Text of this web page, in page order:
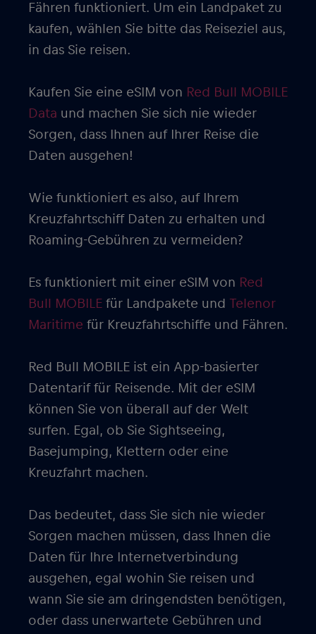
Fähren funktioniert. Um ein Landpaket zu
kaufen, wählen Sie bitte das Reiseziel aus,
in das Sie reisen.
Kaufen Sie eine eSIM von Red Bull MOBILE
Data und machen Sie sich nie wieder
Sorgen, dass Ihnen auf Ihrer Reise die
Daten ausgehen!
Wie funktioniert es also, auf Ihrem
Kreuzfahrtschiff Daten zu erhalten und
Roaming-Gebühren zu vermeiden?
Es funktioniert mit einer eSIM von Red
Bull MOBILE für Landpakete und Telenor
Maritime für Kreuzfahrtschiffe und Fähren.
Red Bull MOBILE ist ein App-basierter
Datentarif für Reisende. Mit der eSIM
können Sie von überall auf der Welt
surfen. Egal, ob Sie Sightseeing,
Basejumping, Klettern oder eine
Kreuzfahrt machen.
Das bedeutet, dass Sie sich nie wieder
Sorgen machen müssen, dass Ihnen die
Daten für Ihre Internetverbindung
ausgehen, egal wohin Sie reisen und
wann Sie sie am dringendsten benötigen,
oder dass unerwartete Gebühren und